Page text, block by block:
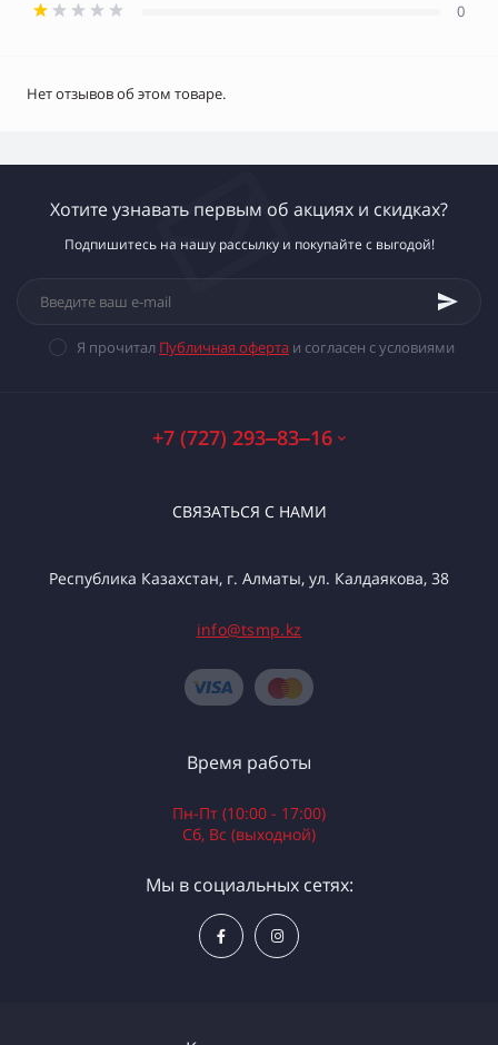
0
Нет отзывов об этом товаре.
Хотите узнавать первым об акциях и скидках?
Подпишитесь на нашу рассылку и покупайте с выгодой!
Я прочитал Публичная оферта и согласен с условиями
+7 (727) 293‒83‒16
СВЯЗАТЬСЯ С НАМИ
Республика Казахстан, г. Алматы, ул. Калдаякова, 38
info@tsmp.kz
Время работы
Пн-Пт (10:00 - 17:00)
Сб, Вс (выходной)
Мы в социальных сетях: